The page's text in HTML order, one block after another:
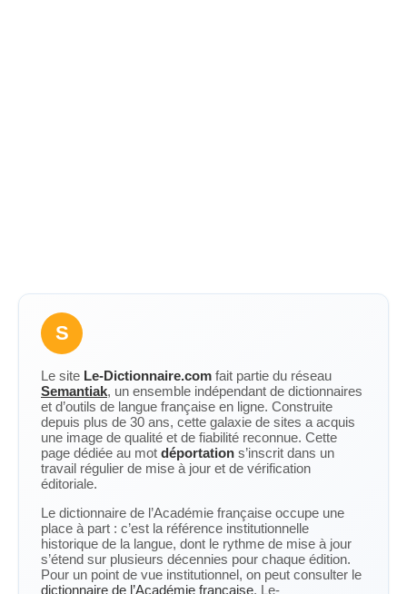
S
Le site Le-Dictionnaire.com fait partie du réseau
Semantiak, un ensemble indépendant de dictionnaires
et d’outils de langue française en ligne. Construite
depuis plus de 30 ans, cette galaxie de sites a acquis
une image de qualité et de fiabilité reconnue. Cette
page dédiée au mot déportation s’inscrit dans un
travail régulier de mise à jour et de vérification
éditoriale.
Le dictionnaire de l’Académie française occupe une
place à part : c’est la référence institutionnelle
historique de la langue, dont le rythme de mise à jour
s’étend sur plusieurs décennies pour chaque édition.
Pour un point de vue institutionnel, on peut consulter le
dictionnaire de l’Académie française. Le-